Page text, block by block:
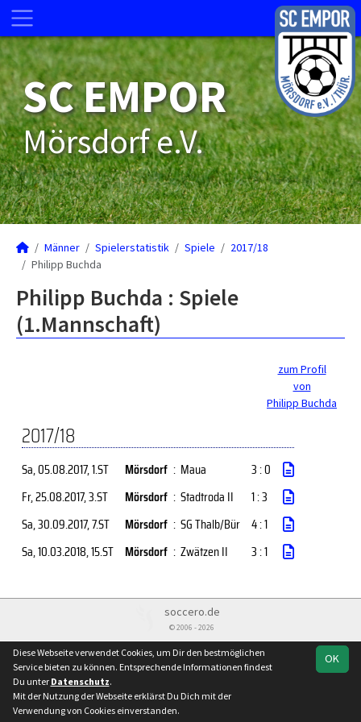
SC EMPOR
Mörsdorf e.V.
Männer Spielerstatistik Spiele
2017/18
Philipp Buchda
Philipp Buchda : Spiele
(1.Mannschaft)
zum Profil
von
Philipp Buchda
2017/18
Sa, 05.08.2017, 1.ST Mörsdorf : Maua
3 : 0
Fr, 25.08.2017, 3.ST Mörsdorf : Stadtroda II
1 : 3
Sa, 30.09.2017, 7.ST Mörsdorf : SG Thalb/Bür 4 : 1
Sa, 10.03.2018, 15.ST Mörsdorf : Zwätzen II 3 : 1
soccero.de
© 2006 - 2026
Besucherstatistik Kontakt Impressum Datenschutz
OK
Diese Webseite verwendet Cookies, um Dir den bestmöglichen
Service bieten zu können. Entsprechende Informationen findest
Du unter Datenschutz.
Mit der Nutzung der Webseite erklärst Du Dich mit der
Verwendung von Cookies einverstanden.